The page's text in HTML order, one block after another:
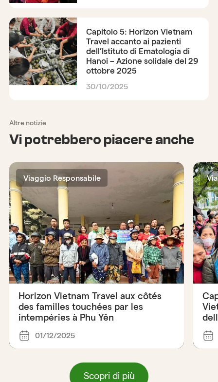
Capitolo 5: Horizon Vietnam
Travel accanto ai pazienti
dell’Istituto di Ematologia di
Hanoi – Azione solidale del 29
ottobre 2025
30/10/2025
Altre notizie
Vi potrebbero piacere anche
Viaggio Responsabile
Horizon Vietnam Travel aux côtés
des familles touchées par les
intempéries à Phu Yên
01/12/2025
Scopri di più